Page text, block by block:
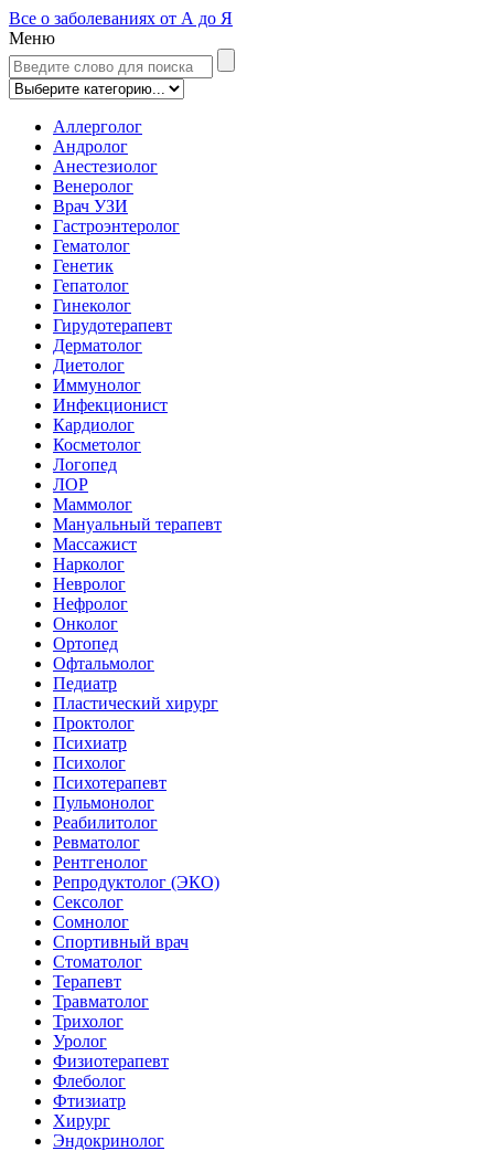
Все о заболеваниях от А до Я
Меню
Аллерголог
Андролог
Анестезиолог
Венеролог
Врач УЗИ
Гастроэнтеролог
Гематолог
Генетик
Гепатолог
Гинеколог
Гирудотерапевт
Дерматолог
Диетолог
Иммунолог
Инфекционист
Кардиолог
Косметолог
Логопед
ЛОР
Маммолог
Мануальный терапевт
Массажист
Нарколог
Невролог
Нефролог
Онколог
Ортопед
Офтальмолог
Педиатр
Пластический хирург
Проктолог
Психиатр
Психолог
Психотерапевт
Пульмонолог
Реабилитолог
Ревматолог
Рентгенолог
Репродуктолог (ЭКО)
Сексолог
Сомнолог
Спортивный врач
Стоматолог
Терапевт
Травматолог
Трихолог
Уролог
Физиотерапевт
Флеболог
Фтизиатр
Хирург
Эндокринолог